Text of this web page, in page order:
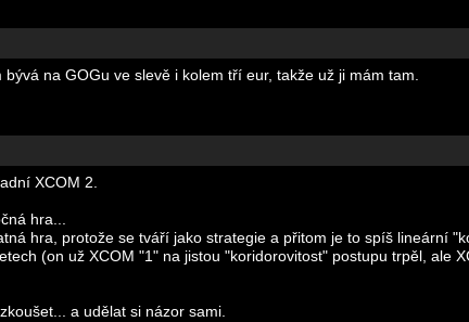
na GOGu ve slevě i kolem tří eur, takže už ji mám tam.
XCOM 2.
hra...
hra, protože se tváří jako strategie a přitom je to spíš lineární
(on už XCOM "1" na jistou "koridorovitost" postupu trpěl, ale
a udělat si názor sami.